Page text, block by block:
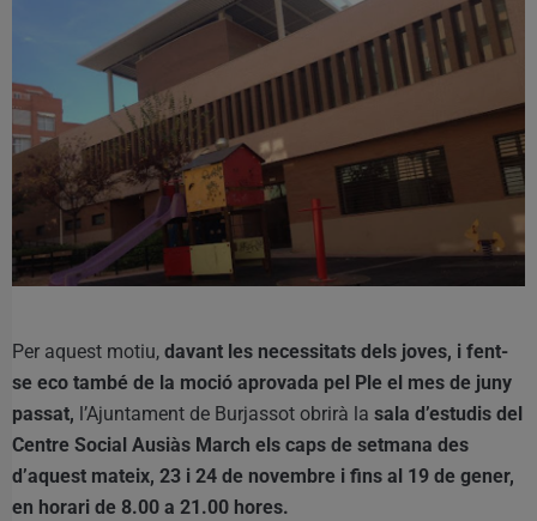
Per aquest motiu, davant les necessitats dels joves, i fent-
se eco també de la moció aprovada pel Ple el mes de juny
passat, l’Ajuntament de Burjassot obrirà la sala d’estudis del
Centre Social Ausiàs March els caps de setmana des
d’aquest mateix, 23 i 24 de novembre i fins al 19 de gener,
en horari de 8.00 a 21.00 hores.